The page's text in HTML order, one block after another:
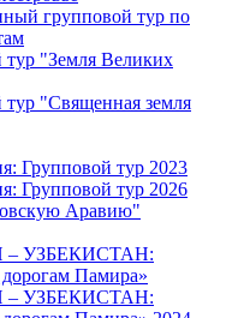
групповой тур по
"Земля Великих
"Священная земля
Групповой тур 2023
Групповой тур 2026
Аравию"
УЗБЕКИСТАН:
Памира»
УЗБЕКИСТАН: